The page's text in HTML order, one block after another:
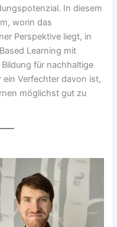
In diesem
worin das
Perspektive liegt, in
Learning mit
für nachhaltige
Verfechter davon ist,
möglichst gut zu